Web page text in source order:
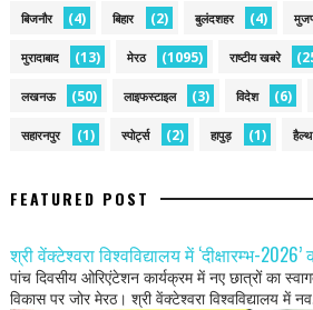
बिजनौर (4) बिहार (2) बुलंदशहर (4)
मुरादाबाद (13) मेरठ (1095) राष्टीय खबरे
लखनऊ (50) लाइफस्टाइल (3) विदेश (6)
सहारनपुर (1) स्पोर्ट्स (2) हापुड़ (1) हैल्थ
FEATURED POST
श्री वेंक्टेश्वरा विश्वविद्यालय में ‘दीक्षारम्भ-
पांच दिवसीय ओरिएंटेशन कार्यक्रम में नए छात्रों का
विकास पर जोर मेरठ। श्री वेंक्टेश्वरा विश्वविद्यालय में